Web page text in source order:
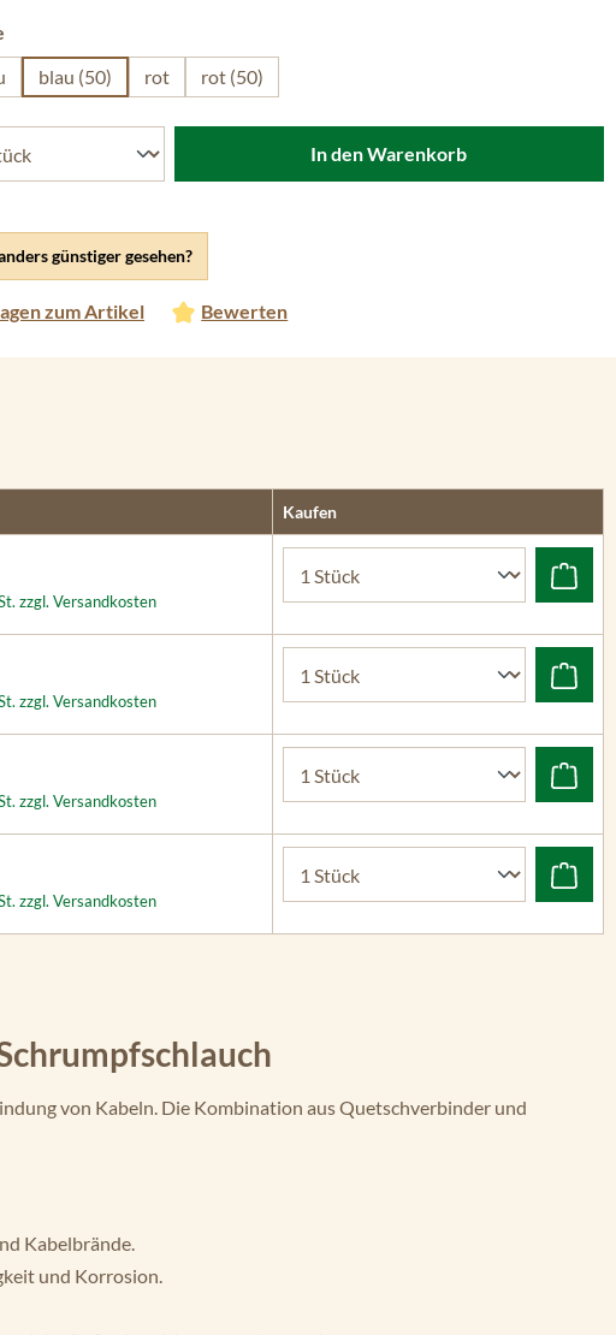
günstiger gesehen?
zum Artikel Bewerten
blau (50) rot rot (50)
In den Warenkorb
Kaufen
zzgl. Versandkosten
zzgl. Versandkosten
zzgl. Versandkosten
zzgl. Versandkosten
von Kabeln. Die Kombination aus Quetschverbinder und
Kabelbrände.
und Korrosion.